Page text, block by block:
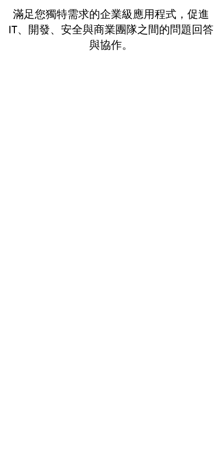
滿足您獨特需求的企業級應用程式，促進
IT、開發、安全與商業團隊之間的問題回答
與協作。